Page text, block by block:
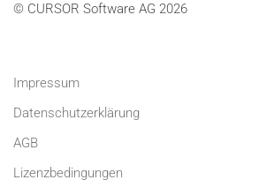
© CURSOR Software AG 2026
Impressum
Datenschutzerklärung
AGB
Lizenzbedingungen